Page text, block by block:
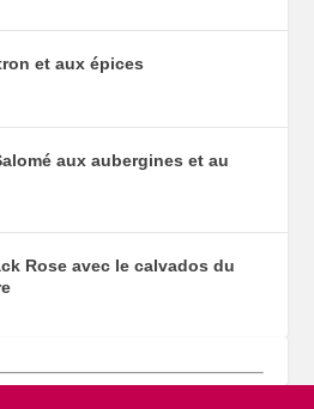
et aux épices
aux aubergines et au
Rose avec le calvados du